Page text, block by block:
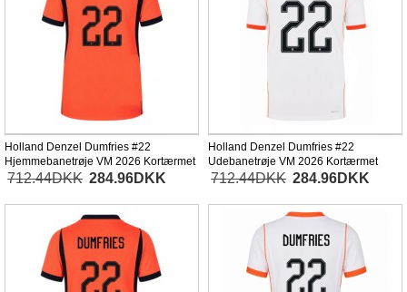
Holland Denzel Dumfries #22
Hjemmebanetrøje VM 2026 Kortærmet
712.44DKK 284.96DKK
Holland Denzel Dumfries #22
Udebanetrøje VM 2026 Kortærmet
712.44DKK 284.96DKK